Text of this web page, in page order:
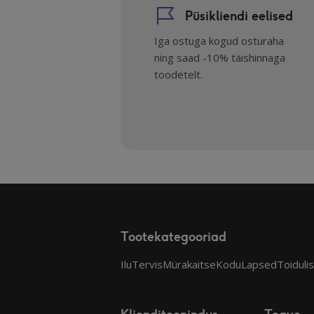
Püsikliendi eelised
Iga ostuga kogud osturaha
ning saad -10% täishinnaga
toodetelt.
Tootekategooriad
IluTervisMürakaitseKoduLapsed